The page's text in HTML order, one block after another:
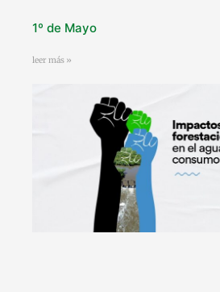
1º de Mayo
leer más »